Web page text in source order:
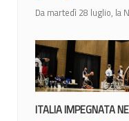
Da martedì 28 luglio, la
ITALIA IMPEGNATA